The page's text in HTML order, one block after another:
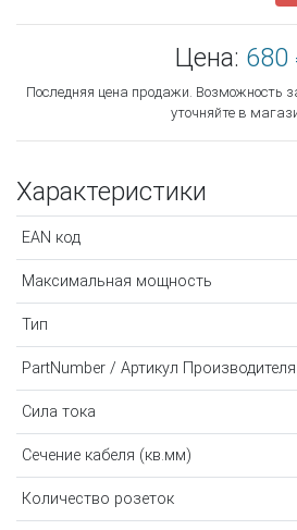
Цена: 680
Последняя цена продажи. Возможность
уточняйте в
Характеристики
EAN код
Максимальная мощность
Тип
PartNumber / Артикул Производителя
Сила тока
Сечение кабеля (кв.мм)
Количество розеток